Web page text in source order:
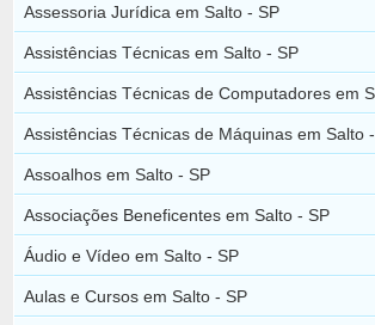
Assessoria Jurídica em Salto - SP
Assistências Técnicas em Salto - SP
Assistências Técnicas de Computadores em
Assistências Técnicas de Máquinas em Salto
Assoalhos em Salto - SP
Associações Beneficentes em Salto - SP
Áudio e Vídeo em Salto - SP
Aulas e Cursos em Salto - SP